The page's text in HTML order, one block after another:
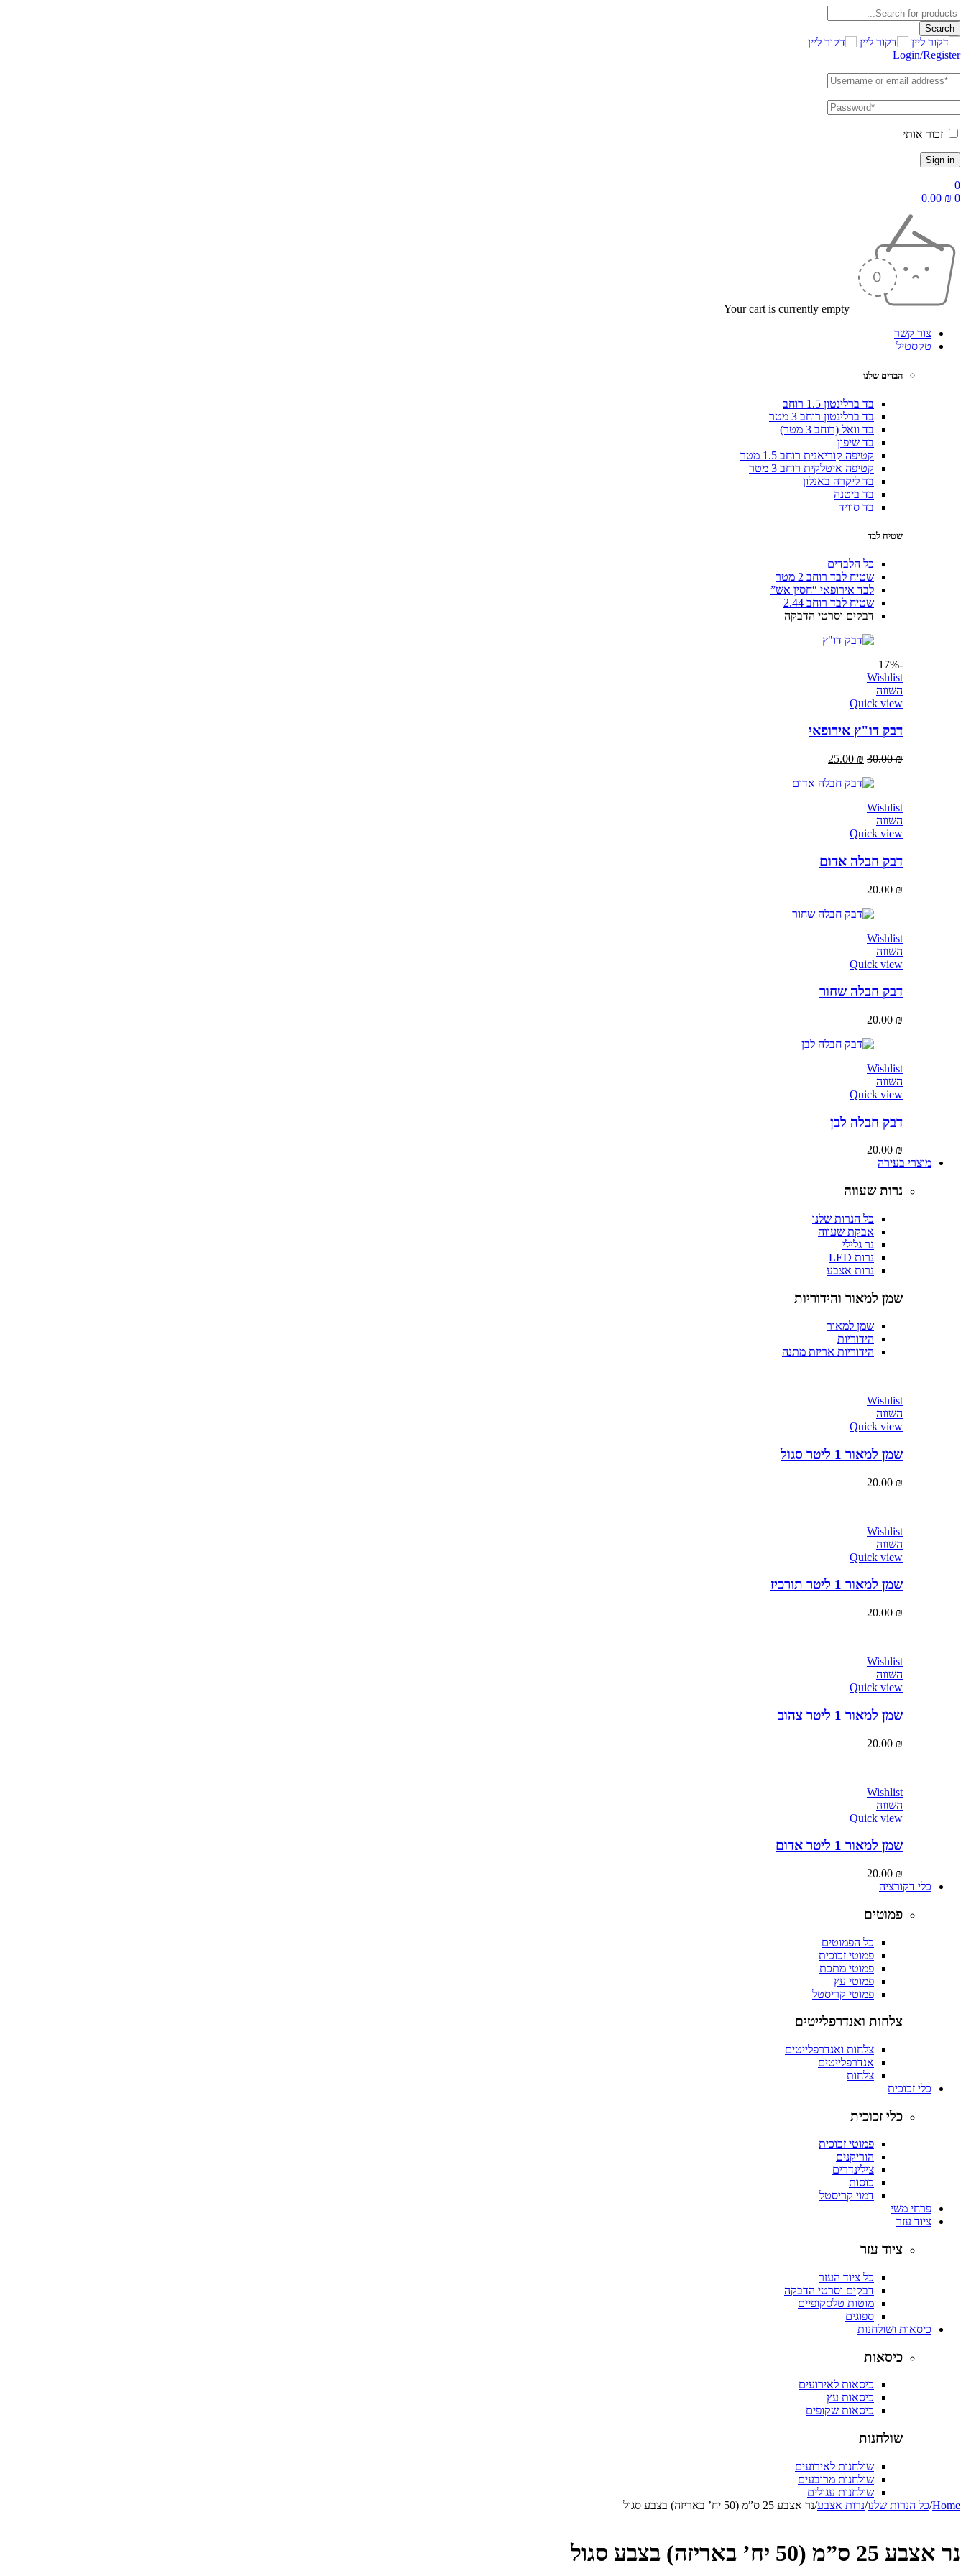
Login/Register
זכור אותי
0
0
0.00 ₪
Your cart is currently empty
צור קשר
טקסטיל
הבדים שלנו
בד ברלינטון 1.5 רוחב
בד ברלינטון רוחב 3 מטר
בד וואל (רוחב 3 מטר)
בד שיפון
קטיפה קוריאנית רוחב 1.5 מטר
קטיפה איטלקית רוחב 3 מטר
בד ליקרה באנלון
בד ביטנה
בד סוויד
שטיח לבד
כל הלבדים
שטיח לבד רוחב 2 מטר
לבד אירופאי “חסין אש”
שטיח לבד רוחב 2.44
דבקים וסרטי הדבקה
-17%
Wishlist
השווה
Quick view
דבק דו"ץ אירופאי
30.00₪
25.00 ₪
Wishlist
השווה
Quick view
דבק חבלה אדום
20.00 ₪
Wishlist
השווה
Quick view
דבק חבלה שחור
20.00 ₪
Wishlist
השווה
Quick view
דבק חבלה לבן
20.00 ₪
מוצרי בעירה
נרות שעווה
כל הנרות שלנו
אבקת שעווה
נר גלילי
נרות LED
נרות אצבע
שמן למאור והידוריות
שמן למאור
הידוריות
הידוריות אריזת מתנה
Wishlist
השווה
Quick view
שמן למאור 1 ליטר סגול
20.00 ₪
Wishlist
השווה
Quick view
שמן למאור 1 ליטר תורכיז
20.00 ₪
Wishlist
השווה
Quick view
שמן למאור 1 ליטר צהוב
20.00 ₪
Wishlist
השווה
Quick view
שמן למאור 1 ליטר אדום
20.00 ₪
כלי דקורציה
פמוטים
כל הפמוטים
פמוטי זכוכית
פמוטי מתכת
פמוטי עץ
פמוטי קריסטל
צלחות ואנדרפלייטים
צלחות ואנדרפלייטים
אנדרפלייטים
צלחות
כלי זכוכית
כלי זכוכית
פמוטי זכוכית
הוריקנים
צילינדרים
כוסות
דמוי קריסטל
פרחי משי
ציוד עזר
ציוד עזר
כל ציוד העזר
דבקים וסרטי הדבקה
מוטות טלסקופיים
ספוגים
כיסאות ושולחנות
כיסאות
כיסאות לאירועים
כיסאות עץ
כיסאות שקופים
שולחנות
שולחנות לאירועים
שולחנות מרובעים
שולחנות עגולים
Home
/כל הנרות שלנו/נרות אצבע/נר אצבע 25 ס”מ (50 יח’ באריזה) בצבע סגול
נר אצבע 25 ס”מ (50 יח’ באריזה) בצבע סגול